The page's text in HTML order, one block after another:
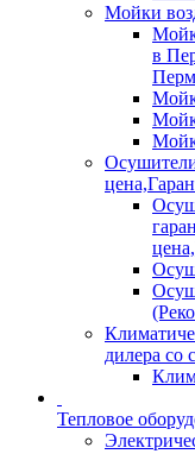
Мойки
в
дилера со
Тепловое